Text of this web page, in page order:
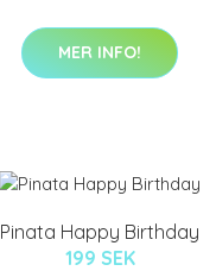
MER INFO!
Pinata Happy Birthday
199 SEK